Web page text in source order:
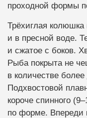
проходной формы
Трёхиглая колюшка
и в пресной воде.
и сжатое с боков.
Рыба покрыта не
в количестве
Подхвостовой
короче спинного
по форме. Впереди